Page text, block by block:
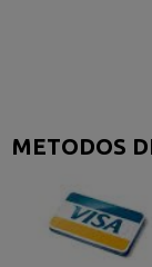
METODOS